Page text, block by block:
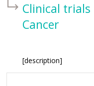
Clinical trials
Cancer
[description]